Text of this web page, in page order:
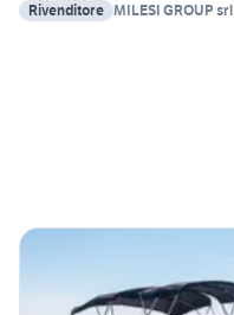
Rivenditore MILESI GROUP srl